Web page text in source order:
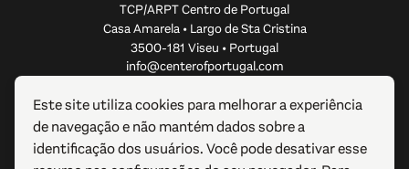
TCP/ARPT Centro de Portugal
Casa Amarela • Largo de Sta Cristina
3500-181 Viseu • Portugal
info@centerofportugal.com
SOBRE ESTE WEBSITE
LIGAÇÕES ÚTEIS
Este site utiliza cookies para melhorar a experiência
de navegação e não mantém dados sobre a
identificação dos usuários. Você pode desativar esse